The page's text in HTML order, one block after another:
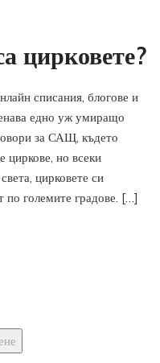
цирковете?
списания, блогове и
едно уж умиращо
за САЩ, където
циркове, но всеки
цирковете си
по големите градове. […]